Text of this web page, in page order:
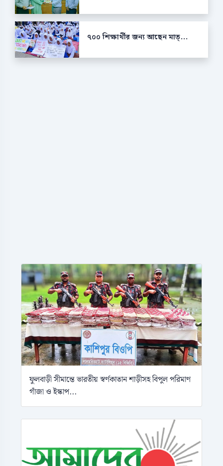
৭০০ শিক্ষার্থীর জন্য আছেন মাত্...
ফুলবাড়ী সীমান্তে ভারতীয় স্বর্ণকাতান শাড়ীসহ বিপুল পরিমাণ
গাঁজা ও ইস্কাপ...